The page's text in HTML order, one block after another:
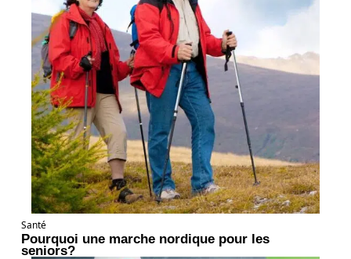
Santé
Pourquoi une marche nordique pour les
seniors?